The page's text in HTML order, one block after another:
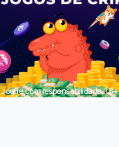
Jogue com responsabilidade. 18+